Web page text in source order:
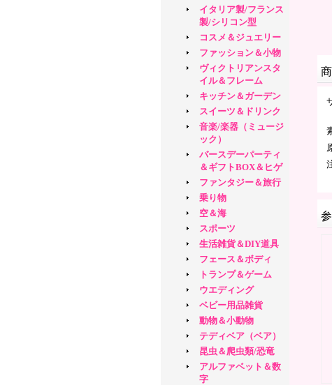
イタリア製/フランス
製/シリコン型
コスメ＆ジュエリー
ファッション＆小物
ヴィクトリアンスタ
イル＆フレーム
キッチン＆ガーデン
スイーツ＆ドリンク
音楽/楽器（ミュージ
ック）
バースデーパーティ
＆ギフトBOX＆ヒゲ
ファンタジー＆旅行
乗り物
空＆海
スポーツ
生活雑貨＆DIY道具
フェース＆ボディ
トランプ＆ゲーム
ウエディング
ベビー用品雑貨
動物＆小動物
テディベア（ベア）
昆虫＆爬虫類/恐竜
アルファベット＆数
字